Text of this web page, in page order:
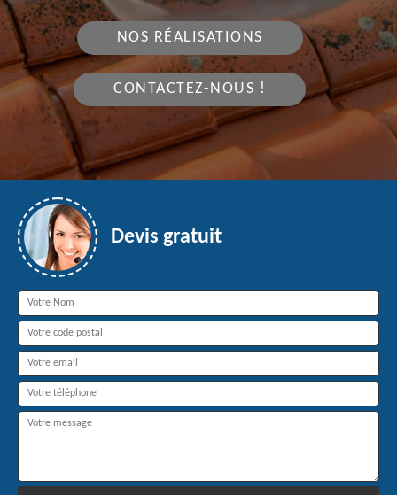
NOS RÉALISATIONS
CONTACTEZ-NOUS !
Devis gratuit